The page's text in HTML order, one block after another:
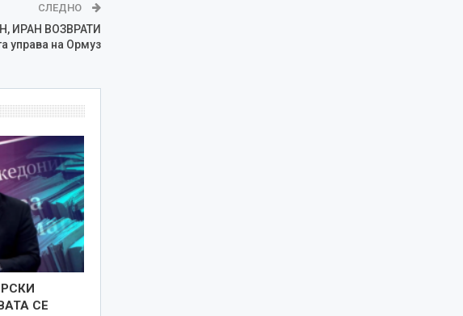
СЛЕДНО
ИРАН ВОЗВРАТИ
управа на Ормуз
СЕ